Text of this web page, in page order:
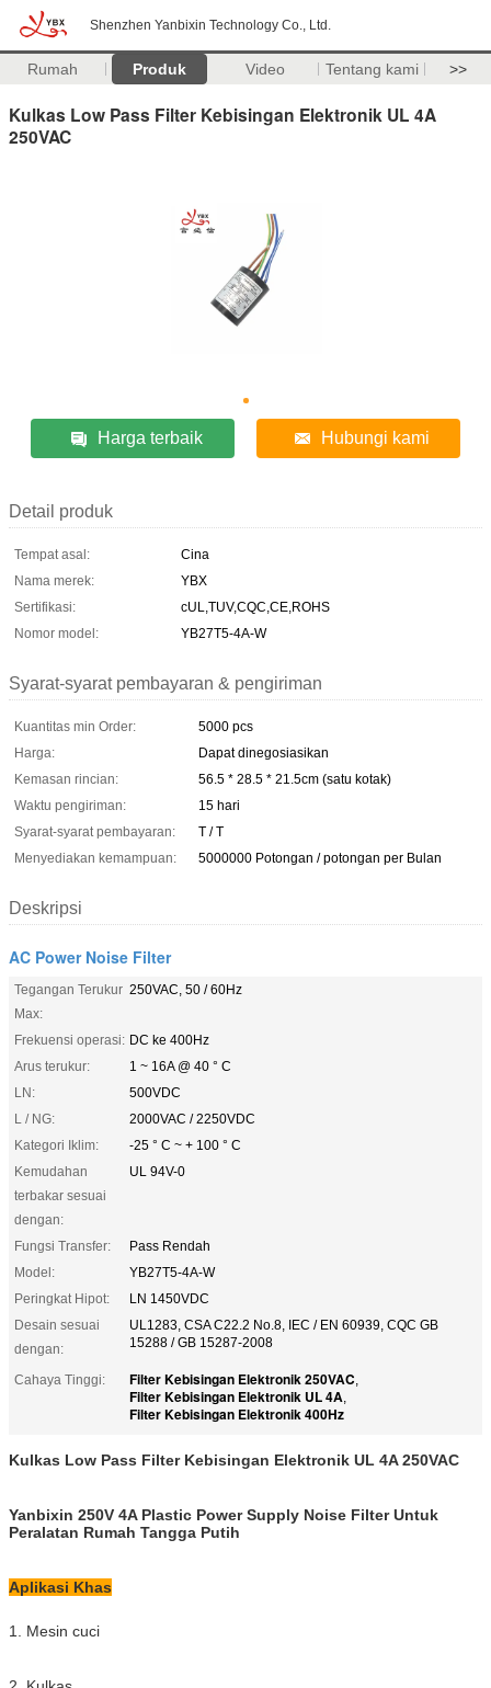
Shenzhen Yanbixin Technology Co., Ltd.
Rumah Produk Video Tentang kami >>
Kulkas Low Pass Filter Kebisingan Elektronik UL 4A
250VAC
Harga terbaik Hubungi kami
Detail produk
Tempat asal:
Cina
Nama merek:
YBX
Sertifikasi:
cUL,TUV,CQC,CE,ROHS
Nomor model:
YB27T5-4A-W
Syarat-syarat pembayaran & pengiriman
Kuantitas min Order:
5000 pcs
Harga:
Dapat dinegosiasikan
Kemasan rincian:
56.5 * 28.5 * 21.5cm (satu kotak)
Waktu pengiriman:
15 hari
Syarat-syarat pembayaran:
T / T
Menyediakan kemampuan:
5000000 Potongan / potongan per Bulan
Deskripsi
AC Power Noise Filter
Tegangan Terukur
Max:
250VAC, 50 / 60Hz
Frekuensi operasi: DC ke 400Hz
Arus terukur:
1 ~ 16A @ 40 ° C
LN:
500VDC
L / NG:
2000VAC / 2250VDC
Kategori Iklim:
-25 ° C ~ + 100 ° C
Kemudahan
terbakar sesuai
dengan:
UL 94V-0
Fungsi Transfer:
Pass Rendah
Model:
YB27T5-4A-W
Peringkat Hipot:
LN 1450VDC
Desain sesuai
dengan:
UL1283, CSA C22.2 No.8, IEC / EN 60939, CQC GB
15288 / GB 15287-2008
Cahaya Tinggi: Filter Kebisingan Elektronik 250VAC,
Filter Kebisingan Elektronik UL 4A,
Filter Kebisingan Elektronik 400Hz
Kulkas Low Pass Filter Kebisingan Elektronik UL 4A 250VAC
Yanbixin 250V 4A Plastic Power Supply Noise Filter Untuk
Peralatan Rumah Tangga Putih
Aplikasi Khas
1. Mesin cuci